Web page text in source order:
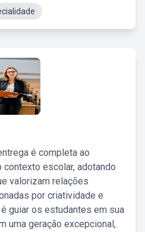
é completa ao
escolar, adotando
valorizam relações
por criatividade e
guiar os estudantes em sua
uma geração excepcional,